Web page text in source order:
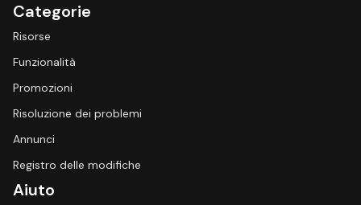
Categorie
Risorse
Funzionalità
Promozioni
Risoluzione dei problemi
Annunci
Registro delle modifiche
Aiuto